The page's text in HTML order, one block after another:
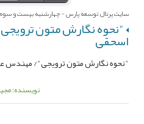
سایت پرتال توسعه پارس - چهارشنبه بیست و سوم
"نحوه نگارش متون
اسحقی
"نحوه نگارش متون ترویجی"/ مهندس
نویسنده: